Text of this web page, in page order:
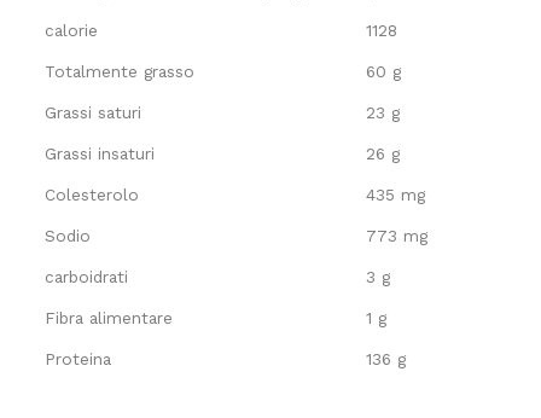
calorie 1128
Totalmente grasso 60 g
Grassi saturi 23 g
Grassi insaturi 26 g
Colesterolo 435 mg
Sodio 773 mg
carboidrati 3 g
Fibra alimentare 1 g
Proteina 136 g